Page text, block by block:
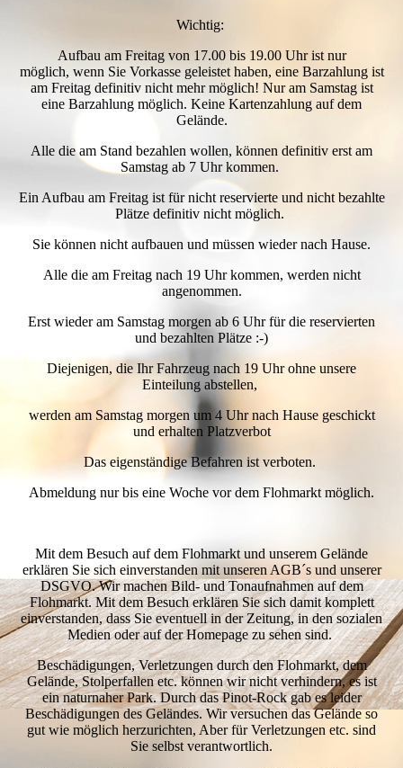
Wichtig:
Aufbau am Freitag von 17.00 bis 19.00 Uhr ist nur
möglich, wenn Sie Vorkasse geleistet haben, eine Barzahlung ist
am Freitag definitiv nicht mehr möglich! Nur am Samstag ist
eine Barzahlung möglich. Keine Kartenzahlung auf dem
Gelände.
Alle die am Stand bezahlen wollen, können definitiv erst am
Samstag ab 7 Uhr kommen.
Ein Aufbau am Freitag ist für nicht reservierte und nicht bezahlte
Plätze definitiv nicht möglich.
Sie können nicht aufbauen und müssen wieder nach Hause.
Alle die am Freitag nach 19 Uhr kommen, werden nicht
angenommen.
Erst wieder am Samstag morgen ab 6 Uhr für die reservierten
und bezahlten Plätze :-)
Diejenigen, die Ihr Fahrzeug nach 19 Uhr ohne unsere
Einteilung abstellen,
werden am Samstag morgen um 4 Uhr nach Hause geschickt
und erhalten Platzverbot
Das eigenständige Befahren ist verboten.
Abmeldung nur bis eine Woche vor dem Flohmarkt möglich.
Mit dem Besuch auf dem Flohmarkt und unserem Gelände
erklären Sie sich einverstanden mit unseren AGB´s und unserer
DSGVO. Wir machen Bild- und Tonaufnahmen auf dem
Flohmarkt. Mit dem Besuch erklären Sie sich damit komplett
einverstanden, dass Sie eventuell in der Zeitung, in den sozialen
Medien oder auf der Homepage zu sehen sind.
Beschädigungen, Verletzungen durch den Flohmarkt, dem
Gelände, Stolperfallen etc. können wir nicht verhindern, es ist
ein naturnaher Park. Durch das Pinot-Rock gab es leider
Beschädigungen des Geländes. Wir versuchen das Gelände so
gut wie möglich herzurichten, Aber für Verletzungen etc. sind
Sie selbst verantwortlich.